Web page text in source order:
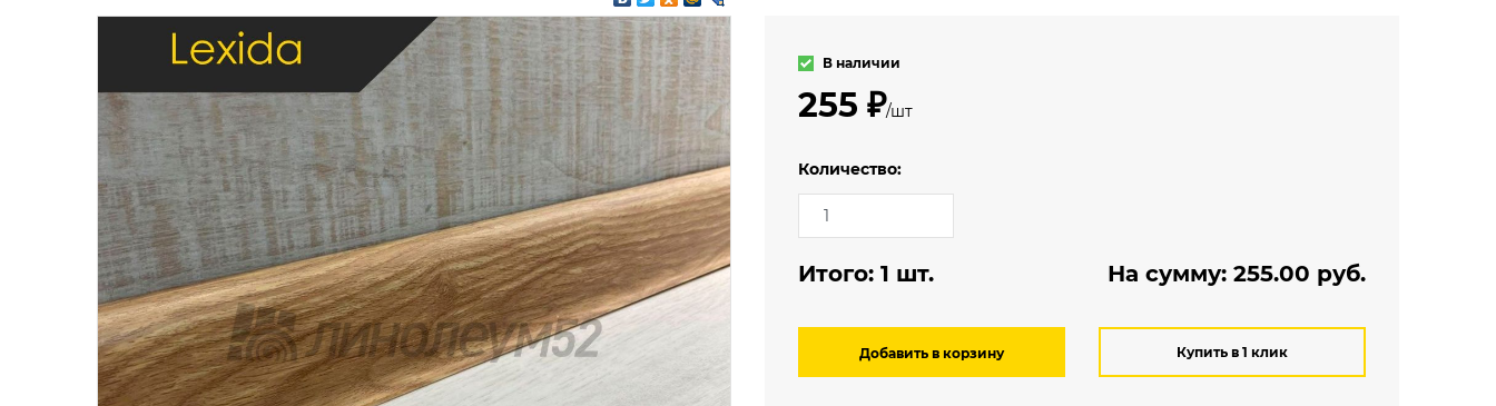
Полукоммерческий
Коммерческий
Коммерческий (гомогенный)
В наличии
255 ₽/шт
Количество:
Итого: 1 шт. На сумму: 255.00 руб.
Добавить в корзину Купить в 1 клик